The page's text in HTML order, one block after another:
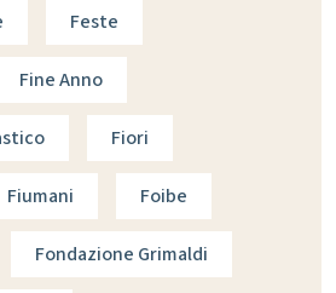
Feste
Fine Anno
Fiori
Fiumani Foibe
Fondazione Grimaldi